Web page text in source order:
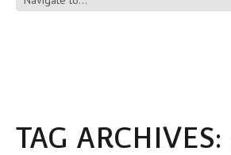
TAG ARCHIVES: